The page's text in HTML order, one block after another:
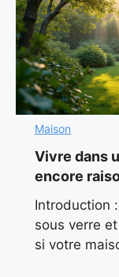
Maison
Vivre dans
encore
Introduction
sous verre
si votre